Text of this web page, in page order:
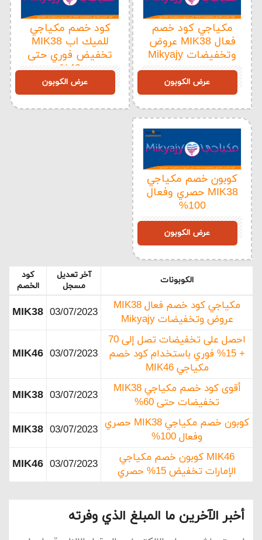
كوبون خصم مكياجي
MIK38 حصري وفعال
100%
عرض الكوبون
كود خصم مكياجي
للميك اب MIK38
تخفيض فوري حتى
40%
عرض الكوبون
مكياجي كود خصم
فعال MIK38 عروض
وتخفيضات Mikyajy
عرض الكوبون
الكوبونات
آخر تعديل
مسجل
كود
الخصم
مكياجي كود خصم فعال MIK38
عروض وتخفيضات Mikyajy
03/07/2023
MIK38
احصل على تخفيضات تصل إلى 70
+ 15% فوري باستخدام كود خصم
مكياجي MIK46
03/07/2023
MIK46
أقوى كود خصم مكياجي MIK38
تخفيضات حتى 60%
03/07/2023
MIK38
كوبون خصم مكياجي MIK38 حصري
وفعال 100%
03/07/2023
MIK38
MIK46 كوبون خصم مكياجي
الإمارات تخفيض 15% حصري
03/07/2023
MIK46
أخبر الآخرين ما المبلغ الذي وفرته